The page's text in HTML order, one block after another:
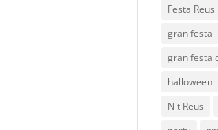
Festa Reus
gran festa
gran festa
halloween
Nit Reus